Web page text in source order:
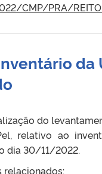
CMP/PRA/
da
do
relativo ao
dia 30/11/2022.
relacionados: